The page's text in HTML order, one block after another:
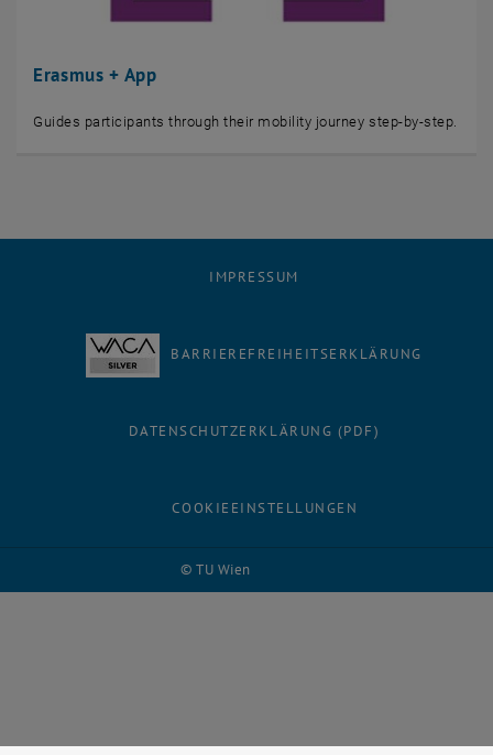
Erasmus + App
Guides participants through their mobility journey step-by-step.
© TU Wien
IMPRESSUM
BARRIEREFREIHEITSERKLÄRUNG
DATENSCHUTZERKLÄRUNG (PDF)
COOKIEEINSTELLUNGEN